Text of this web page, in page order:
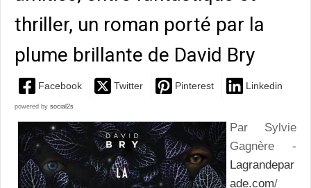
thriller, un roman porté par la
plume brillante de David Bry
Facebook Twitter Pinterest Linkedin
powered by social2s
Par Sylvie
Gagnère -
Lagrandepar
ade.com/